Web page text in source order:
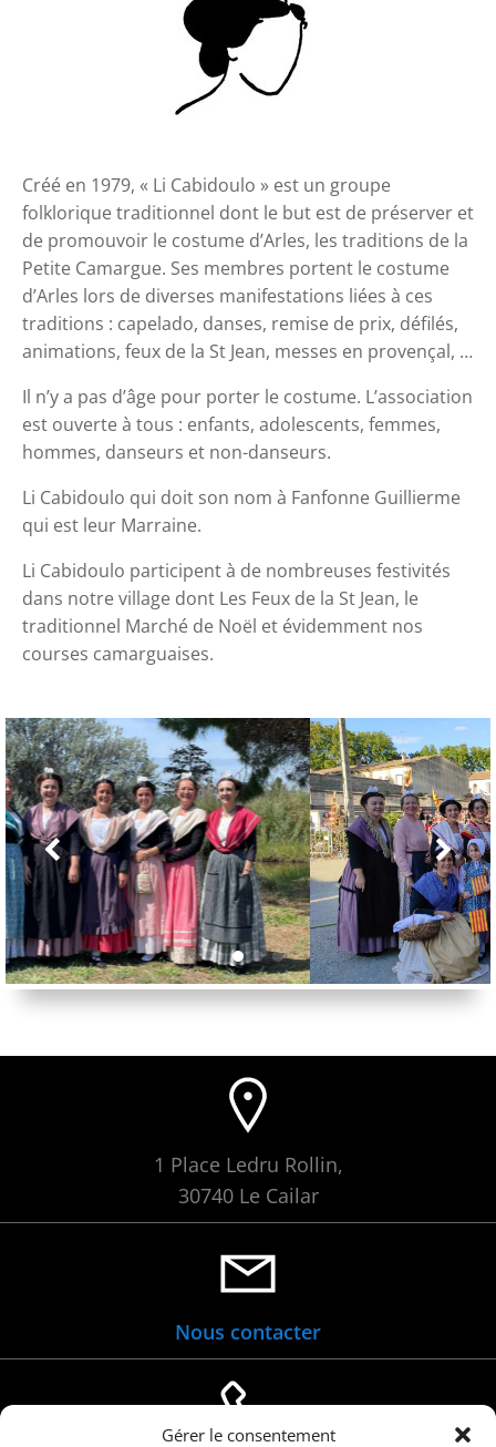
Gérer le consentement
Créé en 1979, « Li Cabidoulo » est un groupe
folklorique traditionnel dont le but est de préserver et
de promouvoir le costume d’Arles, les traditions de la
Petite Camargue. Ses membres portent le costume
d’Arles lors de diverses manifestations liées à ces
traditions : capelado, danses, remise de prix, défilés,
animations, feux de la St Jean, messes en provençal, …
Il n’y a pas d’âge pour porter le costume. L’association
est ouverte à tous : enfants, adolescents, femmes,
hommes, danseurs et non-danseurs.
Li Cabidoulo qui doit son nom à Fanfonne Guillierme
qui est leur Marraine.
Li Cabidoulo participent à de nombreuses festivités
dans notre village dont Les Feux de la St Jean, le
traditionnel Marché de Noël et évidemment nos
courses camarguaises.
1 Place Ledru Rollin,
30740 Le Cailar
Nous contacter